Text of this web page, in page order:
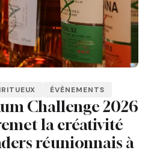
ÉVÈNEMENTS
Challenge 2026
la créativité
réunionnais à